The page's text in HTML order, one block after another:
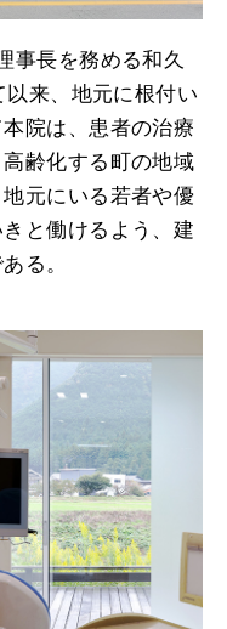
事長を務める和久
来、地元に根付い
院は、患者の治療
齢化する町の地域
元にいる若者や優
と働けるよう、建
る。